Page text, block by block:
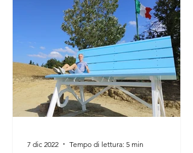
7 dic 2022 Tempo di lettura: 5 min